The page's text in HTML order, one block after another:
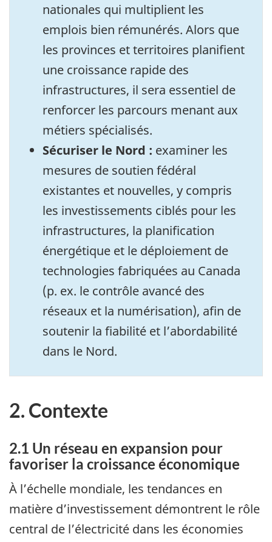
nationales qui multiplient les
emplois bien rémunérés. Alors que
les provinces et territoires planifient
une croissance rapide des
infrastructures, il sera essentiel de
renforcer les parcours menant aux
métiers spécialisés.
Sécuriser le Nord : examiner les
mesures de soutien fédéral
existantes et nouvelles, y compris
les investissements ciblés pour les
infrastructures, la planification
énergétique et le déploiement de
technologies fabriquées au Canada
(p. ex. le contrôle avancé des
réseaux et la numérisation), afin de
soutenir la fiabilité et l’abordabilité
dans le Nord.
2. Contexte
2.1 Un réseau en expansion pour
favoriser la croissance économique
À l’échelle mondiale, les tendances en
matière d’investissement démontrent le rôle
central de l’électricité dans les économies